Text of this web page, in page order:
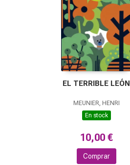
EL TERRIBLE LEÓN
MEUNIER, HENRI
En stock
10,00 €
Comprar